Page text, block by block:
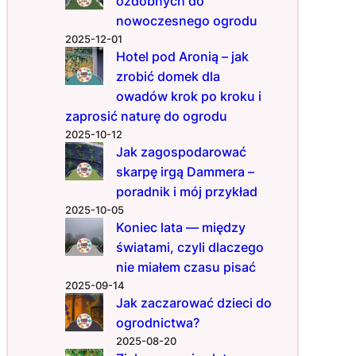
w
d
z
o
e
s
p
o
o
y
o
s
e
n
nowoczesnego ogrodu
2025-12-01
Hotel pod Aronią – jak
zrobić domek dla
owadów krok po kroku i
zaprosić naturę do ogrodu
2025-10-12
Jak zagospodarować
skarpę irgą Dammera –
poradnik i mój przykład
2025-10-05
Koniec lata — między
światami, czyli dlaczego
nie miałem czasu pisać
2025-09-14
Jak zaczarować dzieci do
ogrodnictwa?
2025-08-20